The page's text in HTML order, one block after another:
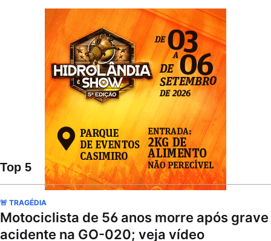
Top 5
🚨 TRAGÉDIA
Motociclista de 56 anos morre após grave
acidente na GO-020; veja vídeo